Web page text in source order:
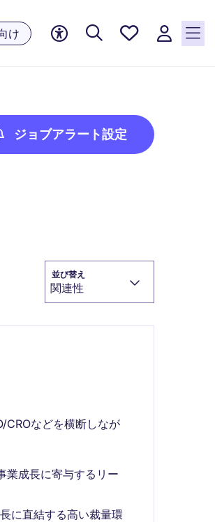
け
お気に
リスト
に保存
されて
ジョブアラート設定
並び替え
関連性
CROなどを横断しなが
業成長に寄与するリー
に直結する高い裁量環